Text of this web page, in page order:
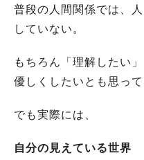
普段の人間関係では、
していない。
もちろん「理解したい
優しくしたいとも思って
でも実際には、
自分の見えている世界